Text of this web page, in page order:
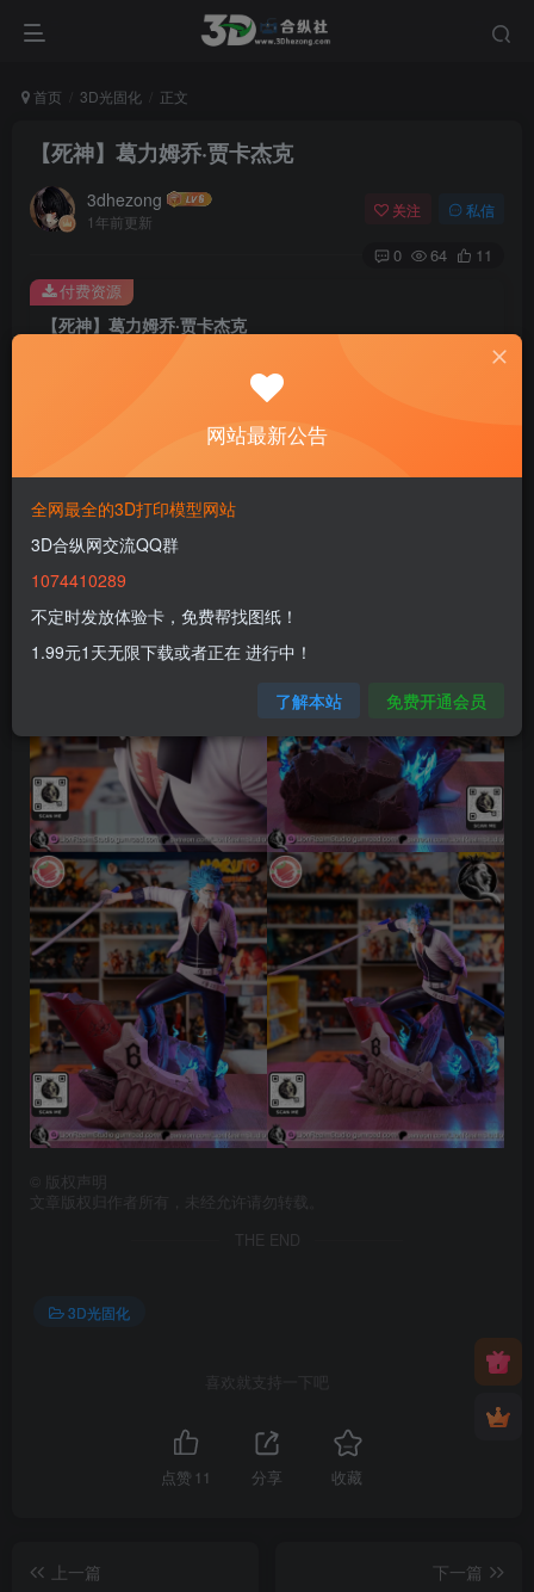
首页 3D光固化 正文
【死神】葛力姆乔·贾卡杰克
3dhezong
1年前更新
关注 私信
0 64 11
【死神】葛力姆乔·贾卡杰克
100
免费
付费资源
版权声明
文章版权归作者所有，未经允许请勿转载。
THE END
3D光固化
喜欢就支持一下吧
点赞 11 分享 收藏
上一篇
下一篇
网站最新公告
全网最全的3D打印模型网站
3D合纵网交流QQ群
1074410289
不定时发放体验卡，免费帮找图纸！
1.99元1天无限下载或者正在 进行中！
了解本站 免费开通会员